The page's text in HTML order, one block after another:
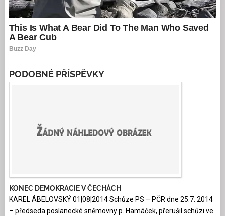
PODOBNÉ PŘÍSPĚVKY
KONEC DEMOKRACIE V ČECHÁCH
KAREL ÁBELOVSKÝ 01|08|2014 Schůze PS – PČR dne 25.7. 2014
– předseda poslanecké sněmovny p. Hamáček, přerušil schůzi ve